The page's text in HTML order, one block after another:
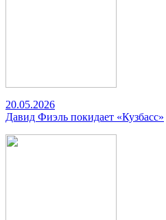
20.05.2026
Давид Фиэль покидает «Кузбасс»